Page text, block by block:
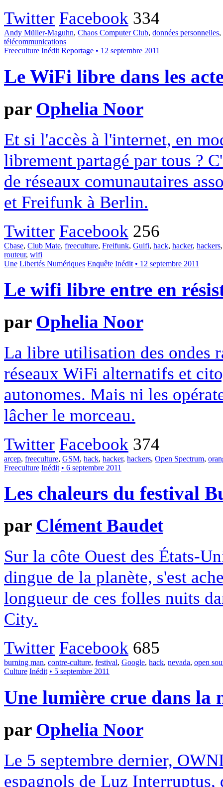
Twitter Facebook 334
Andy Müller-Maguhn, Chaos Computer Club, données personnelles,
télécommunications
Freeculture Inédit Reportage • 12 septembre 2011
Le WiFi libre dans les
par Ophelia Noor
Et si l'accès à l'internet, en
librement partagé par tous ?
de réseaux comunautaires
et Freifunk à Berlin.
Twitter Facebook 256
Cbase, Club Mate, freeculture, Freifunk, Guifi, hack, hacker, hackers
routeur, wifi
Une Libertés Numériques Enquête Inédit • 12 septembre 2011
Le wifi libre entre en
par Ophelia Noor
La libre utilisation des ondes
réseaux WiFi alternatifs et
autonomes. Mais ni les
lâcher le morceau.
Twitter Facebook 374
arcep, freeculture, GSM, hack, hacker, hackers, Open Spectrum,
Freeculture Inédit • 6 septembre 2011
Les chaleurs du festival
par Clément Baudet
Sur la côte Ouest des États-
dingue de la planète, s'est
longueur de ces folles nuits
City.
Twitter Facebook 685
burning man, contre-culture, festival, Google, hack, nevada, open
Culture Inédit • 5 septembre 2011
Une lumière crue dans la
par Ophelia Noor
Le 5 septembre dernier,
espagnols de Luz